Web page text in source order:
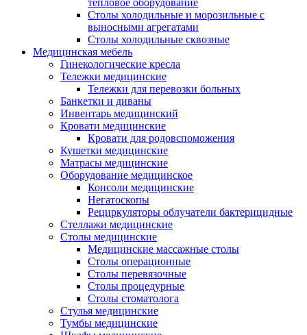
тепловое оборудование
Столы холодильные и морозильные с
выносными агрегатами
Столы холодильные сквозные
Медицинская мебель
Гинекологические кресла
Тележки медицинские
Тележки для перевозки больных
Банкетки и диваны
Инвентарь медицинский
Кровати медицинские
Кровати для родовспоможения
Кушетки медицинские
Матраcы медицинские
Оборудование медицинское
Консоли медицинские
Негатоскопы
Рециркуляторы облучатели бактерицидные
Стеллажи медицинские
Столы медицинские
Медицинские массажные столы
Столы операционные
Столы перевязочные
Столы процедурные
Столы стоматолога
Стулья медицинские
Тумбы медицинские